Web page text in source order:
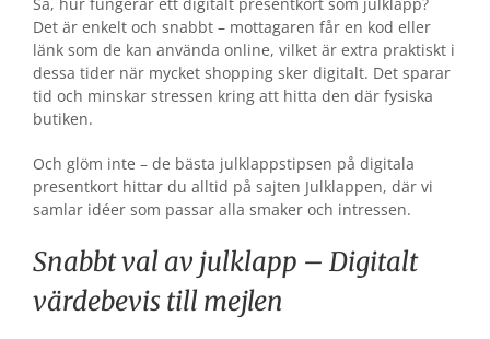
Det är enkelt och snabbt – mottagaren får en kod eller
länk som de kan använda online, vilket är extra praktiskt i
dessa tider när mycket shopping sker digitalt. Det sparar
tid och minskar stressen kring att hitta den där fysiska
butiken.
Och glöm inte – de bästa julklappstipsen på digitala
presentkort hittar du alltid på sajten Julklappen, där vi
samlar idéer som passar alla smaker och intressen.
Snabbt val av julklapp – Digitalt
värdebevis till mejlen